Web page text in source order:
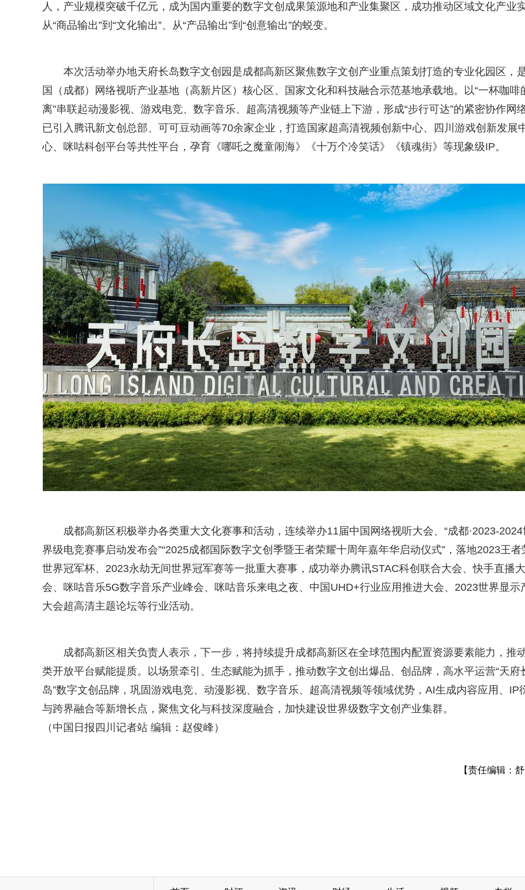
人，产业规模突破千亿元，成为国内重要的数字文创成果策源地和产业集聚区，成功推动区域文化产业
从“商品输出”到“文化输出”、从“产品输出”到“创意输出”的蜕变。
本次活动举办地天府长岛数字文创园是成都高新区聚焦数字文创产业重点策划打造的专业化园区，
国（成都）网络视听产业基地（高新片区）核心区、国家文化和科技融合示范基地承载地。以“一杯咖啡
离”串联起动漫影视、游戏电竞、数字音乐、超高清视频等产业链上下游，形成“步行可达”的紧密协作网
已引入腾讯新文创总部、可可豆动画等70余家企业，打造国家超高清视频创新中心、四川游戏创新发展
心、咪咕科创平台等共性平台，孕育《哪吒之魔童闹海》《十万个冷笑话》《镇魂街》等现象级IP。
成都高新区积极举办各类重大文化赛事和活动，连续举办11届中国网络视听大会、“成都·2023-2024
界级电竞赛事启动发布会”“2025成都国际数字文创季暨王者荣耀十周年嘉年华启动仪式”，落地2023王者
世界冠军杯、2023永劫无间世界冠军赛等一批重大赛事，成功举办腾讯STAC科创联合大会、快手直播大
会、咪咕音乐5G数字音乐产业峰会、咪咕音乐来电之夜、中国UHD+行业应用推进大会、2023世界显示
大会超高清主题论坛等行业活动。
成都高新区相关负责人表示，下一步，将持续提升成都高新区在全球范围内配置资源要素能力，推
类开放平台赋能提质。以场景牵引、生态赋能为抓手，推动数字文创出爆品、创品牌，高水平运营“天府
岛”数字文创品牌，巩固游戏电竞、动漫影视、数字音乐、超高清视频等领域优势，AI生成内容应用、IP
与跨界融合等新增长点，聚焦文化与科技深度融合，加快建设世界级数字文创产业集群。
（中国日报四川记者站 编辑：赵俊峰）
【责任编辑：